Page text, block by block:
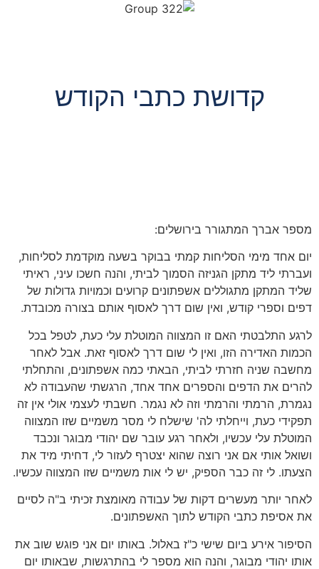
קדושת כתבי הקודש
מספר אברך המתגורר בירושלים:
יום אחד מימי הסליחות קמתי בבוקר בשעה מוקדמת לסליחות,
ועברתי ליד מתקן הגניזה הסמוך לביתי, והנה חשכו עיני, ראיתי
שליד המתקן מתגוללים אשפתונים קרועים וכמויות גדולות של
דפים וספרי קודש, ואין שום דרך לאסוף אותם בצורה מכובדת.
לרגע התלבטתי האם זו המצווה המוטלת עלי כעת, לטפל בכל
הכמות האדירה הזו, ואין לי שום דרך לאסוף זאת. אבל לאחר
מחשבה שניה חזרתי לביתי, הבאתי כמה אשפתונים, והתחלתי
להרים את הדפים והספרים אחד אחד, הרגשתי שהעבודה לא
נגמרת, הרמתי והרמתי וזה לא נגמר. חשבתי לעצמי אולי אין זה
תפקידי כעת, וייחלתי לה' שישלח לי מסר משמיים שזו המצווה
המוטלת עלי עכשיו, ולאחר רגע עובר שם יהודי מבוגר ונכבד
ושואל אותי אם אני רוצה שהוא יצטרף לעזור לי, דחיתי מיד את
הצעתו. לי זה כבר הספיק, יש לי אות משמיים שזו המצווה עכשיו.
לאחר יותר מעשרים דקות של עבודה מאומצת זכיתי ב"ה לסיים
את אסיפת כתבי הקודש לתוך האשפתונים.
הסיפור אירע ביום שישי כ"ז באלול. באותו יום אני פוגש שוב את
אותו יהודי מבוגר, והנה הוא מספר לי בהתרגשות, שבאותו יום